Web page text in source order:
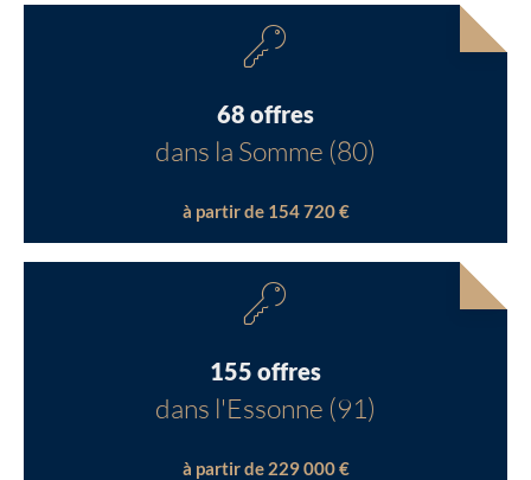
68 offres
dans la Somme (80)
à partir de 154 720 €
155 offres
dans l'Essonne (91)
à partir de 229 000 €